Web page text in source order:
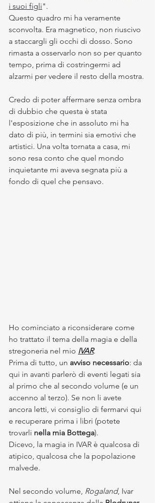
i suoi figli".
Questo quadro mi ha veramente
sconvolta. Era magnetico, non riuscivo
a staccargli gli occhi di dosso. Sono
rimasta a osservarlo non so per quanto
tempo, prima di costringermi ad
alzarmi per vedere il resto della mostra.
Credo di poter affermare senza ombra
di dubbio che questa è stata
l'esposizione che in assoluto mi ha
dato di più, in termini sia emotivi che
artistici. Una volta tornata a casa, mi
sono resa conto che quel mondo
inquietante mi aveva segnata più a
fondo di quel che pensavo.
Ho cominciato a riconsiderare come
ho trattato il tema della magia e della
stregoneria nel mio IVAR.
Prima di tutto, un avviso necessario: da
qui in avanti parlerò di eventi legati sia
al primo che al secondo volume (e un
accenno al terzo). Se non li avete
ancora letti, vi consiglio di fermarvi qui
e recuperare prima i libri (potete
trovarli nella mia Bottega).
Dicevo, la magia in IVAR è qualcosa di
atipico, qualcosa che la popolazione
malvede.
Nel secondo volume, Rogaland, Ivar